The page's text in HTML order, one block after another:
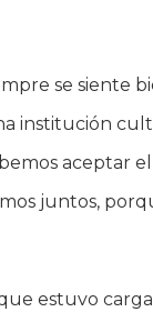
se siente
institución
aceptar
juntos,
estuvo